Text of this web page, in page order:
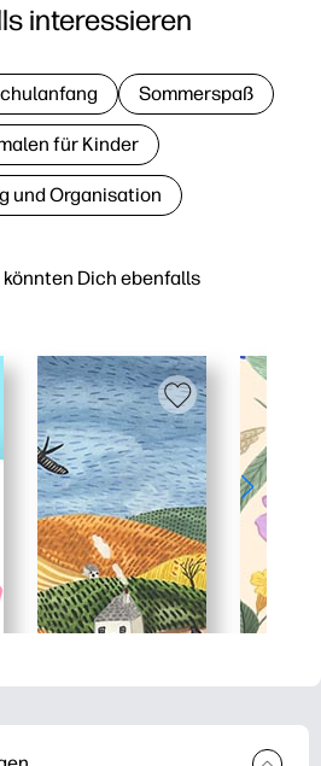
Dich ebenfalls
interessieren
Sommerspaß
für Kinder
und Organisation